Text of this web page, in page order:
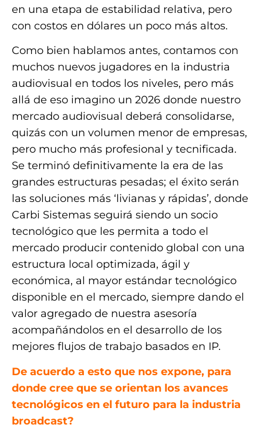
en una etapa de estabilidad relativa, pero
con costos en dólares un poco más altos.
Como bien hablamos antes, contamos con
muchos nuevos jugadores en la industria
audiovisual en todos los niveles, pero más
allá de eso imagino un 2026 donde nuestro
mercado audiovisual deberá consolidarse,
quizás con un volumen menor de empresas,
pero mucho más profesional y tecnificada.
Se terminó definitivamente la era de las
grandes estructuras pesadas; el éxito serán
las soluciones más ‘livianas y rápidas’, donde
Carbi Sistemas seguirá siendo un socio
tecnológico que les permita a todo el
mercado producir contenido global con una
estructura local optimizada, ágil y
económica, al mayor estándar tecnológico
disponible en el mercado, siempre dando el
valor agregado de nuestra asesoría
acompañándolos en el desarrollo de los
mejores flujos de trabajo basados en IP.
De acuerdo a esto que nos expone, para
donde cree que se orientan los avances
tecnológicos en el futuro para la industria
broadcast?